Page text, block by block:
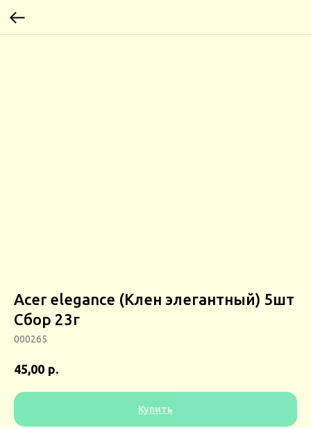
Acer elegance (Клен элегантный) 5шт
Сбор 23г
000265
45,00 р.
Купить